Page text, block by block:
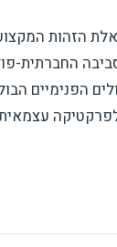
הזהות
החברתית-
הפנימיים